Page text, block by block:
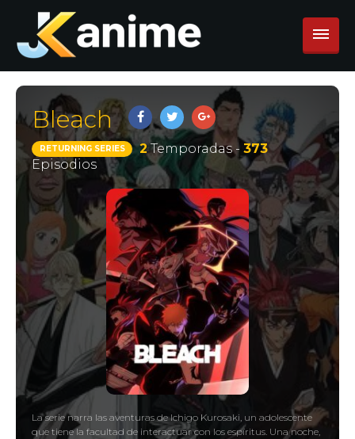
Bleach
RETURNING SERIES 2Temporadas - 373
Episodios
La serie narra las aventuras de Ichigo Kurosaki, un adolescente
que tiene la facultad de interactuar con los espíritus. Una noche,